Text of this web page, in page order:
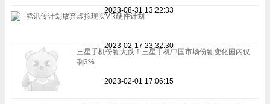
2023-08-31 13:22:33
腾讯传计划放弃虚拟现实VR硬件计划
2023-02-17 23:32:30
三星手机份额大跌！三星手机中国市场份额变化国内仅
剩3%
2023-02-01 17:06:15